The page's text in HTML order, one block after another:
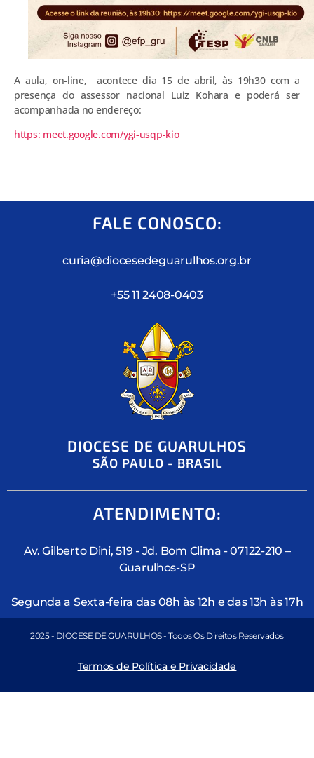
A aula, on-line, acontece dia 15 de abril, às 19h30 com a
presença do assessor nacional Luiz Kohara e poderá ser
acompanhada no endereço:
https: meet.google.com/ygi-usqp-kio
FALE CONOSCO:
curia@diocesedeguarulhos.org.br
+55 11 2408-0403
DIOCESE DE GUARULHOS
SÃO PAULO - BRASIL
ATENDIMENTO:
Av. Gilberto Dini, 519 - Jd. Bom Clima - 07122-210 –
Guarulhos-SP
Segunda a Sexta-feira das 08h às 12h e das 13h às 17h
2025 - DIOCESE DE GUARULHOS - Todos Os Direitos Reservados
Termos de Política e Privacidade